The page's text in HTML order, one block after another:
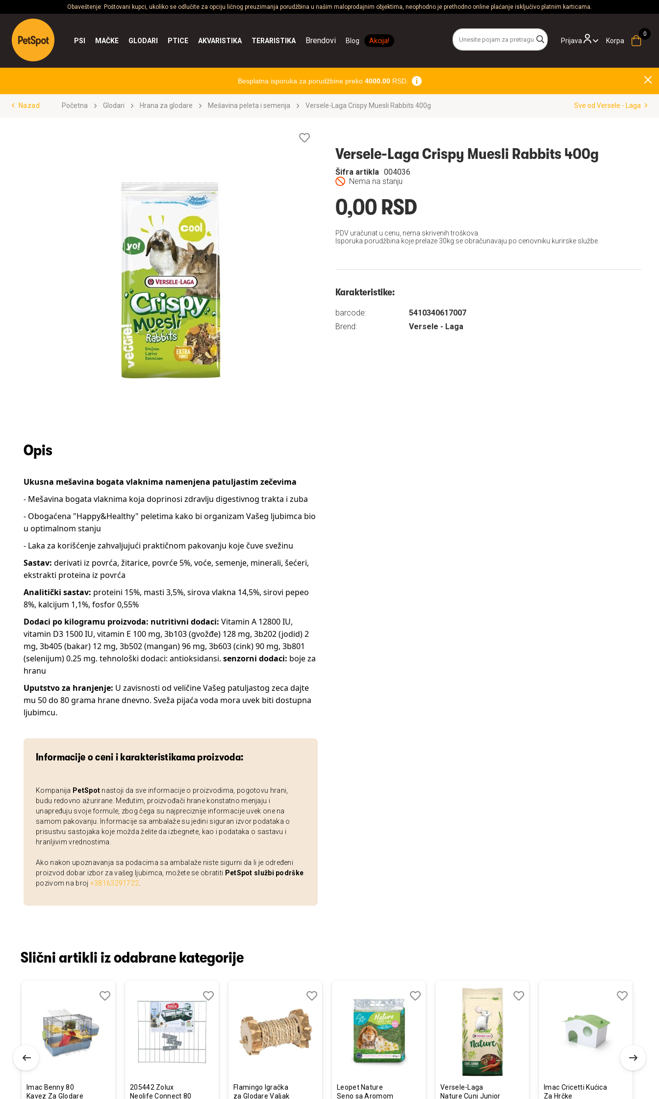
Obaveštenje: Poštovani kupci, ukoliko se odlučite za opciju ličnog preuzimanja porudžbina u našim maloprodajnim objektima, neophodno je prethodno online plaćanje isključivo platnim karticama.
Prijava
PSI MAČKE GLODARI PTICE AKVARISTIKA TERARISTIKA Brendovi Blog Akcija! Korpa
Besplatna isporuka za porudžbine preko 4000.00RSD.
Nazad Početna Glodari Hrana za glodare Mešavina peleta i semenja Versele-Laga Crispy Muesli Rabbits 400g Sve od Versele - Laga
Opis
Ukusna mešavina bogata vlaknima namenjena patuljastim zečevima
- Mešavina bogata vlaknima koja doprinosi zdravlju digestivnog trakta i zuba
- Obogaćena "Happy&Healthy" peletima kako bi organizam Vašeg ljubimca bio
u optimalnom stanju
- Laka za korišćenje zahvaljujući praktičnom pakovanju koje čuve svežinu
Sastav: derivati iz povrća, žitarice, povrće 5%, voće, semenje, minerali, šećeri,
ekstrakti proteina iz povrća
Analitički sastav: proteini 15%, masti 3,5%, sirova vlakna 14,5%, sirovi pepeo
8%, kalcijum 1,1%, fosfor 0,55%
Dodaci po kilogramu proizvoda: nutritivni dodaci: Vitamin A 12800 IU,
vitamin D3 1500 IU, vitamin E 100 mg, 3b103 (gvožđe) 128 mg, 3b202 (jodid) 2
mg, 3b405 (bakar) 12 mg, 3b502 (mangan) 96 mg, 3b603 (cink) 90 mg, 3b801
(selenijum) 0.25 mg. tehnološki dodaci: antioksidansi. senzorni dodaci: boje za
hranu
Uputstvo za hranjenje: U zavisnosti od veličine Vašeg patuljastog zeca dajte
mu 50 do 80 grama hrane dnevno. Sveža pijaća voda mora uvek biti dostupna
ljubimcu.
Informacije o ceni i karakteristikama proizvoda:
Kompanija PetSpot nastoji da sve informacije o proizvodima, pogotovu hrani,
budu redovno ažurirane. Međutim, proizvođači hrane konstatno menjaju i
unapređuju svoje formule, zbog čega su najpreciznije informacije uvek one na
samom pakovanju. Informacije sa ambalaže su jedini siguran izvor podataka o
prisustvu sastojaka koje možda želite da izbegnete, kao i podataka o sastavu i
hranljivim vrednostima.
Ako nakon upoznavanja sa podacima sa ambalaže niste sigurni da li je određeni
proizvod dobar izbor za vašeg ljubimca, možete se obratiti PetSpot službi podrške
pozivom na broj +38163291722
želja
Versele-Laga Crispy Muesli Rabbits 400g
Nema na stanju
Šifra artikla 004036
0,00 RSD
PDV uračunat u cenu, nema skrivenih troškova.
Isporuka porudžbina koje prelaze 30kg se obračunavaju po cenovniku kurirske službe.
Karakteristike:
barcode:
5410340617007
Brend:
Versele - Laga
Slični artikli iz odabrane kategorije
Imac Benny 80
Kavez Za Glodare
205442 Zolux
Neolife Connect 80
Dodaj
u
listu
Uporedi
Flamingo Igračka
za Glodare Valjak
u
listu
želja
Leopet Nature
Seno sa Aromom
Versele-Laga
Nature Cuni Junior
Imac Cricetti Kućica
Za Hrčke